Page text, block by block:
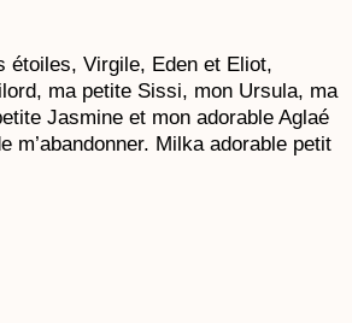
étoiles, Virgile, Eden et Eliot,
ma petite Sissi, mon Ursula, ma
Jasmine et mon adorable Aglaé
m’abandonner. Milka adorable petit